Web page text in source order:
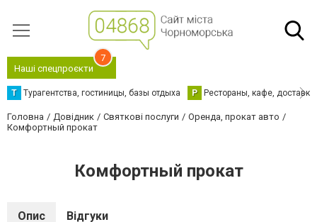
Наші спецпроєкти
7
Т Турагентства, гостиницы, базы отдыха Р Рестораны, кафе,
Головна Довідник Святкові послуги
Оренда, прокат авто
Комфортный прокат
Комфортный прокат
Опис Відгуки